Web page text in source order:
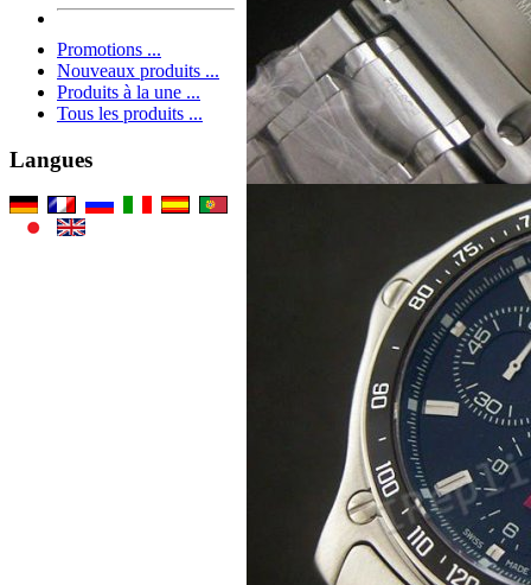
Promotions ...
Nouveaux produits ...
Produits à la une ...
Tous les produits ...
Langues